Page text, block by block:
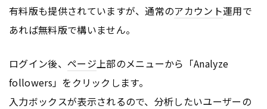
有料版も提供されていますが、通常のアカウント運用で
あれば無料版で構いません。
ログイン後、 ページ 上部のメニューから「Analyze
followers」をクリックします。
入力ボックスが表示されるので、分析したいユーザーの